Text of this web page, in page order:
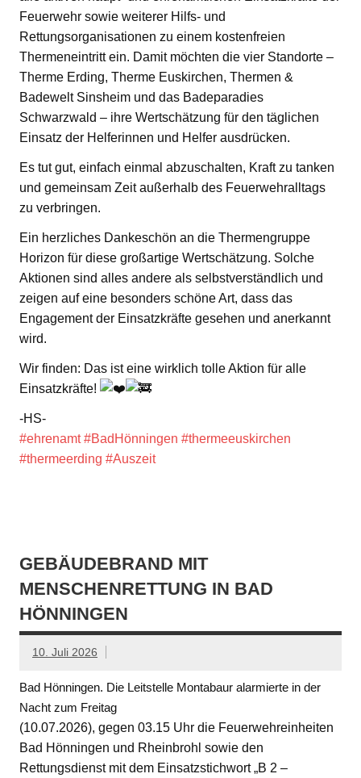
Feuerwehr sowie weiterer Hilfs- und
Rettungsorganisationen zu einem kostenfreien
Thermeneintritt ein. Damit möchten die vier Standorte –
Therme Erding, Therme Euskirchen, Thermen &
Badewelt Sinsheim und das Badeparadies
Schwarzwald – ihre Wertschätzung für den täglichen
Einsatz der Helferinnen und Helfer ausdrücken.
Es tut gut, einfach einmal abzuschalten, Kraft zu tanken
und gemeinsam Zeit außerhalb des Feuerwehralltags
zu verbringen.
Ein herzliches Dankeschön an die Thermengruppe
Horizon für diese großartige Wertschätzung. Solche
Aktionen sind alles andere als selbstverständlich und
zeigen auf eine besonders schöne Art, dass das
Engagement der Einsatzkräfte gesehen und anerkannt
wird.
Wir finden: Das ist eine wirklich tolle Aktion für alle
Einsatzkräfte!
-HS-
#ehrenamt #BadHönningen #thermeeuskirchen
#thermeerding #Auszeit
GEBÄUDEBRAND MIT
MENSCHENRETTUNG IN BAD
HÖNNINGEN
10. Juli 2026
Bad Hönningen. Die Leitstelle Montabaur alarmierte in der
Nacht zum Freitag
(10.07.2026), gegen 03.15 Uhr die Feuerwehreinheiten
Bad Hönningen und Rheinbrohl sowie den
Rettungsdienst mit dem Einsatzstichwort „B 2 –